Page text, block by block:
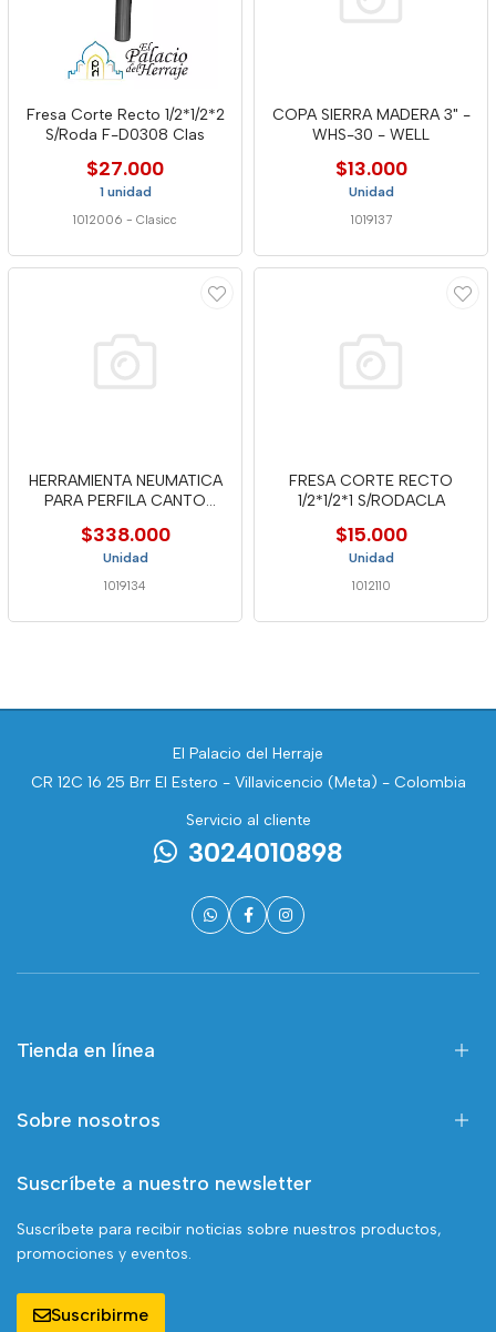
Fresa Corte Recto 1/2*1/2*2
S/Roda F-D0308 Clas
$27.000
1 unidad
1012006 - Clasicc
COPA SIERRA MADERA 3" -
WHS-30 - WELL
$13.000
Unidad
1019137
HERRAMIENTA NEUMATICA
PARA PERFILA CANTO
$338.000
Unidad
1019134
FRESA CORTE RECTO
1/2*1/2*1 S/RODACLA
$15.000
Unidad
1012110
El Palacio del Herraje
CR 12C 16 25 Brr El Estero - Villavicencio (Meta) - Colombia
Servicio al cliente
3024010898
Tienda en línea
Sobre nosotros
Suscríbete a nuestro newsletter
Suscríbete para recibir noticias sobre nuestros productos,
promociones y eventos.
Suscribirme